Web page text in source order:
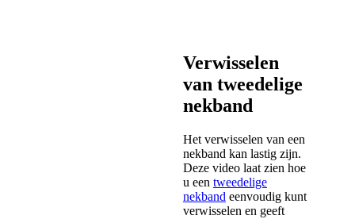
Verwisselen
van tweedelige
nekband
Het verwisselen van een
nekband kan lastig zijn.
Deze video laat zien hoe
u een tweedelige
nekband eenvoudig kunt
verwisselen en geeft